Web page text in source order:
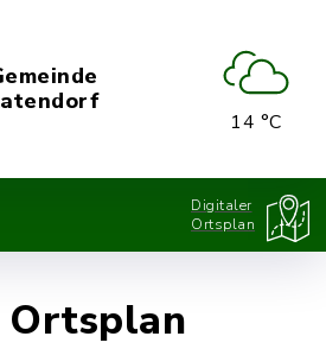
14 °C
Digitaler
Ortsplan